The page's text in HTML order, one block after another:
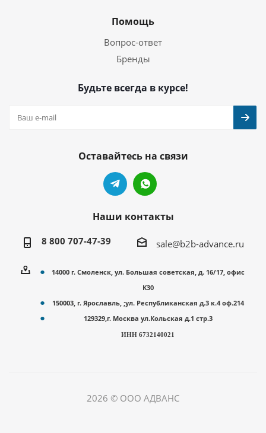
Помощь
Вопрос-ответ
Бренды
Будьте всегда в курсе!
Оставайтесь на связи
Наши контакты
8 800 707-47-39 sale@b2b-advance.ru
14000 г. Смоленск, ул. Большая советская, д. 16/17, офис
К30
150003, г. Ярославль, ;ул. Республиканская д.3 к.4 оф.214
129329,г. Москва ул.Кольская д.1 стр.3
ИНН 6732140021
2026 © ООО АДВАНС